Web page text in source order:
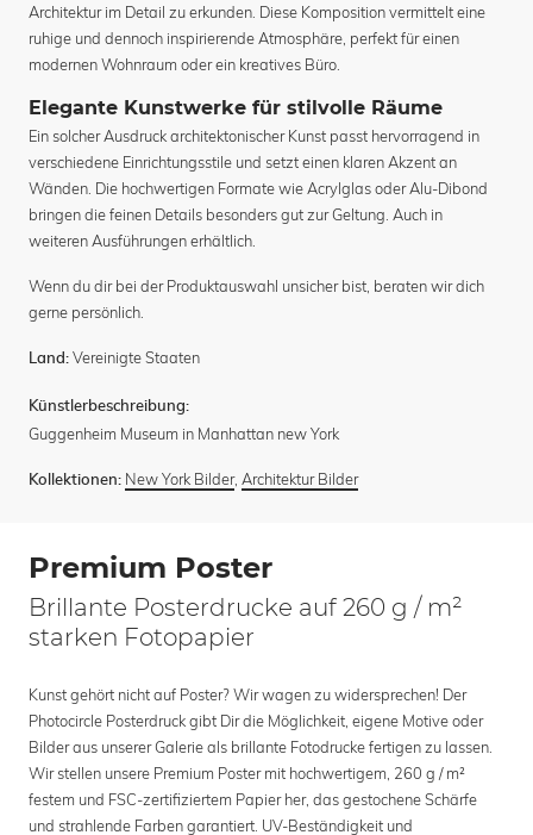
Architektur im Detail zu erkunden. Diese Komposition vermittelt eine
ruhige und dennoch inspirierende Atmosphäre, perfekt für einen
modernen Wohnraum oder ein kreatives Büro.
Elegante Kunstwerke für stilvolle Räume
Ein solcher Ausdruck architektonischer Kunst passt hervorragend in
verschiedene Einrichtungsstile und setzt einen klaren Akzent an
Wänden. Die hochwertigen Formate wie Acrylglas oder Alu-Dibond
bringen die feinen Details besonders gut zur Geltung. Auch in
weiteren Ausführungen erhältlich.
Wenn du dir bei der Produktauswahl unsicher bist, beraten wir dich
gerne persönlich.
Land: Vereinigte Staaten
Künstlerbeschreibung:
Guggenheim Museum in Manhattan new York
Kollektionen: New York Bilder, Architektur Bilder
Premium Poster
Brillante Posterdrucke auf 260 g / m²
starken Fotopapier
Kunst gehört nicht auf Poster? Wir wagen zu widersprechen! Der
Photocircle Posterdruck gibt Dir die Möglichkeit, eigene Motive oder
Bilder aus unserer Galerie als brillante Fotodrucke fertigen zu lassen.
Wir stellen unsere Premium Poster mit hochwertigem, 260 g / m²
festem und FSC-zertifiziertem Papier her, das gestochene Schärfe
und strahlende Farben garantiert. UV-Beständigkeit und